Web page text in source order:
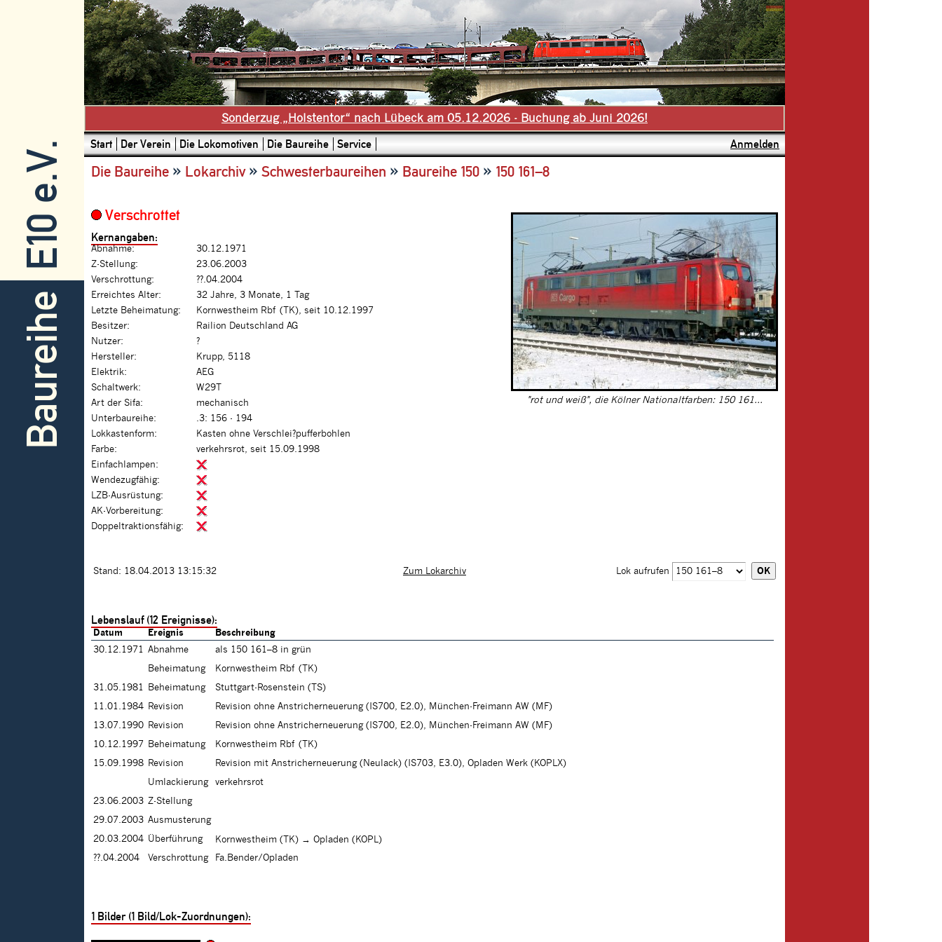
E10 e.V.
Baureihe
Sonderzug „Holstentor“ nach Lübeck am 05.12.2026 - Buchung ab Juni 2026!
Start Der Verein Die Lokomotiven Die Baureihe Service Anmelden
Die Baureihe » Lokarchiv» Schwesterbaureihen » Baureihe 150 » 150 161–8
"rot und weiß", die Kölner Nationaltfarben: 150 161...
Verschrottet
Kernangaben:
Abnahme:
30.12.1971
Z-Stellung:
23.06.2003
Verschrottung:
??.04.2004
Erreichtes Alter:
32 Jahre, 3 Monate, 1 Tag
Letzte Beheimatung:
Kornwestheim Rbf (TK), seit 10.12.1997
Besitzer:
Railion Deutschland AG
Nutzer:
?
Hersteller:
Krupp, 5118
Elektrik:
AEG
Schaltwerk:
W29T
Art der Sifa:
mechanisch
Unterbaureihe:
.3: 156 - 194
Lokkastenform:
Kasten ohne Verschlei?pufferbohlen
Farbe:
verkehrsrot, seit 15.09.1998
Einfachlampen:
Wendezugfähig:
LZB-Ausrüstung:
AK-Vorbereitung:
Doppeltraktionsfähig:
Stand: 18.04.2013 13:15:32 Zum Lokarchiv Lok aufrufen
Lebenslauf (12 Ereignisse):
Datum Ereignis
Beschreibung
30.12.1971 Abnahme
als 150 161–8 in grün
Beheimatung
Kornwestheim Rbf (TK)
31.05.1981
Beheimatung
Stuttgart-Rosenstein (TS)
11.01.1984 Revision
Revision ohne Anstricherneuerung (IS700, E2.0), München-Freimann AW (MF)
13.07.1990 Revision
Revision ohne Anstricherneuerung (IS700, E2.0), München-Freimann AW (MF)
10.12.1997
Beheimatung
Kornwestheim Rbf (TK)
15.09.1998 Revision
Revision mit Anstricherneuerung (Neulack) (IS703, E3.0), Opladen Werk (KOPLX)
Umlackierung
verkehrsrot
23.06.2003 Z-Stellung
29.07.2003 Ausmusterung
20.03.2004 Überführung
Kornwestheim (TK) → Opladen (KOPL)
??.04.2004
Verschrottung Fa.Bender/Opladen
1 Bilder (1 Bild/Lok-Zuordnungen):